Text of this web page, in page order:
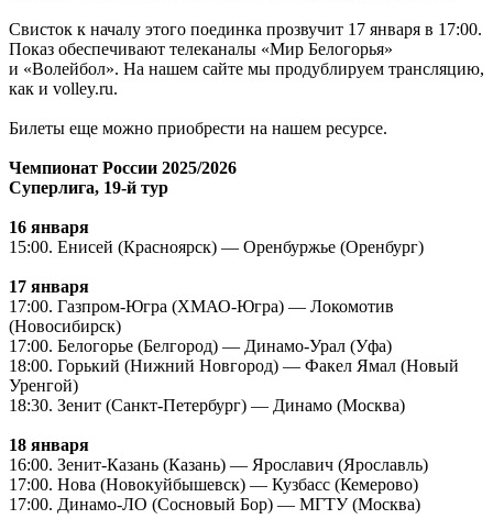
Свисток к началу этого поединка прозвучит 17 января в 17:00.
Показ обеспечивают телеканалы «Мир Белогорья»
и «Волейбол». На нашем сайте мы продублируем трансляцию,
как и volley.ru.
Билеты еще можно приобрести на нашем ресурсе.
Чемпионат России 2025/2026
Суперлига, 19-й тур
16 января
15:00. Енисей (Красноярск) — Оренбуржье (Оренбург)
17 января
17:00. Газпром-Югра (ХМАО-Югра) — Локомотив
(Новосибирск)
17:00. Белогорье (Белгород) — Динамо-Урал (Уфа)
18:00. Горький (Нижний Новгород) — Факел Ямал (Новый
Уренгой)
18:30. Зенит (Санкт-Петербург) — Динамо (Москва)
18 января
16:00. Зенит-Казань (Казань) — Ярославич (Ярославль)
17:00. Нова (Новокуйбышевск) — Кузбасс (Кемерово)
17:00. Динамо-ЛО (Сосновый Бор) — МГТУ (Москва)